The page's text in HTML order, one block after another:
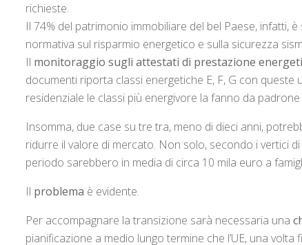
richieste.
Il 74% del patrimonio immobiliare del bel Paese, infatti,
normativa sul risparmio energetico e sulla sicurezza
Il monitoraggio sugli attestati di prestazione
documenti riporta classi energetiche E, F, G con queste
residenziale le classi più energivore la fanno da
Insomma, due case su tre tra, meno di dieci anni,
ridurre il valore di mercato. Non solo, secondo i vertici
periodo sarebbero in media di circa 10 mila euro a
Il problema è evidente.
Per accompagnare la transizione sarà necessaria una
pianificazione a medio lungo termine che l’UE, una